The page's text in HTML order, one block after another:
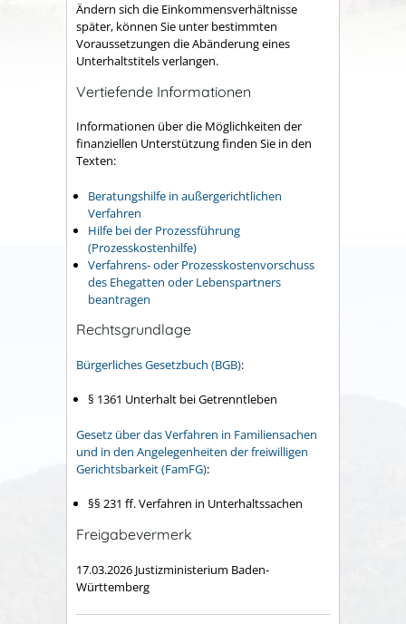
Ändern sich die Einkommensverhältnisse
später, können Sie unter bestimmten
Voraussetzungen die Abänderung eines
Unterhaltstitels verlangen.
Vertiefende Informationen
Informationen über die Möglichkeiten der
finanziellen Unterstützung finden Sie in den
Texten:
Beratungshilfe in außergerichtlichen
Verfahren
Hilfe bei der Prozessführung
(Prozesskostenhilfe)
Verfahrens- oder Prozesskostenvorschuss
des Ehegatten oder Lebenspartners
beantragen
Rechtsgrundlage
Bürgerliches Gesetzbuch (BGB):
§ 1361 Unterhalt bei Getrenntleben
Gesetz über das Verfahren in Familiensachen
und in den Angelegenheiten der freiwilligen
Gerichtsbarkeit (FamFG):
§§ 231 ff. Verfahren in Unterhaltssachen
Freigabevermerk
17.03.2026 Justizministerium Baden-
Württemberg